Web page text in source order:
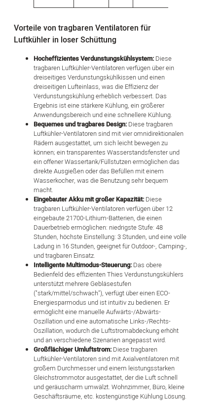
Vorteile von tragbaren Ventilatoren für
Luftkühler in loser Schüttung
Hocheffizientes Verdunstungskühlsystem:Diese
tragbaren Luftkühler-Ventilatoren verfügen über ein
dreiseitiges Verdunstungskühlkissen und einen
dreiseitigen Lufteinlass, was die Effizienz der
Verdunstungskühlung erheblich verbessert. Das
Ergebnis ist eine stärkere Kühlung, ein größerer
Anwendungsbereich und eine schnellere Kühlung.
Bequemes und tragbares Design:Diese tragbaren
Luftkühler-Ventilatoren sind mit vier omnidirektionalen
Rädern ausgestattet, um sich leicht bewegen zu
können; ein transparentes Wasserstandsfenster und
ein offener Wassertank/Füllstutzen ermöglichen das
direkte Ausgießen oder das Befüllen mit einem
Wasserkocher, was die Benutzung sehr bequem
macht.
Eingebauter Akku mit großer Kapazität:Diese
tragbaren Luftkühler-Ventilatoren verfügen über 12
eingebaute 21700-Lithium-Batterien, die einen
Dauerbetrieb ermöglichen: niedrigste Stufe: 48
Stunden, höchste Einstellung: 3 Stunden, und eine volle
Ladung in 16 Stunden, geeignet für Outdoor-, Camping-,
und tragbaren Einsatz.
Intelligente Multimodus-Steuerung:Das obere
Bedienfeld des effizienten Thies Verdunstungskühlers
unterstützt mehrere Gebläsestufen
("stark/mittel/schwach"), verfügt über einen ECO-
Energiesparmodus und ist intuitiv zu bedienen. Er
ermöglicht eine manuelle Aufwärts-/Abwärts-
Oszillation und eine automatische Links-/Rechts-
Oszillation, wodurch die Luftstromabdeckung erhöht
und an verschiedene Szenarien angepasst wird.
Großflächiger Umluftstrom:Diese tragbaren
Luftkühler-Ventilatoren sind mit Axialventilatoren mit
großem Durchmesser und einem leistungsstarken
Gleichstrommotor ausgestattet, der die Luft schnell
und geräuscharm umwälzt. Wohnzimmer, Büro, kleine
Geschäftsräume, etc. kostengünstige Kühlung Lösung.